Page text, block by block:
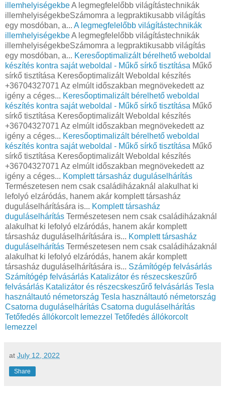
illemhelyiségekbeA legmegfelelőbb világítástechnikák
illemhelyiségekbeSzámomra a legpraktikusabb világítás
egy mosdóban, a... A legmegfelelőbb világítástechnikák
illemhelyiségekbeA legmegfelelőbb világítástechnikák
illemhelyiségekbeSzámomra a legpraktikusabb világítás
egy mosdóban, a... Keresőoptimalizált bérelhető weboldal
készítés kontra saját weboldal - Műkő sírkő tisztítása Műkő
sírkő tisztítása Keresőoptimalizált Weboldal készítés
+36704327071 Az elmúlt időszakban megnövekedett az
igény a céges... Keresőoptimalizált bérelhető weboldal
készítés kontra saját weboldal - Műkő sírkő tisztítása Műkő
sírkő tisztítása Keresőoptimalizált Weboldal készítés
+36704327071 Az elmúlt időszakban megnövekedett az
igény a céges... Keresőoptimalizált bérelhető weboldal
készítés kontra saját weboldal - Műkő sírkő tisztítása Műkő
sírkő tisztítása Keresőoptimalizált Weboldal készítés
+36704327071 Az elmúlt időszakban megnövekedett az
igény a céges... Komplett társasház duguláselhárítás
Természetesen nem csak családiházaknál alakulhat ki
lefolyó elzáródás, hanem akár komplett társasház
duguláselhárítására is... Komplett társasház
duguláselhárítás Természetesen nem csak családiházaknál
alakulhat ki lefolyó elzáródás, hanem akár komplett
társasház duguláselhárítására is... Komplett társasház
duguláselhárítás Természetesen nem csak családiházaknál
alakulhat ki lefolyó elzáródás, hanem akár komplett
társasház duguláselhárítására is... Számítógép felvásárlás
Számítógép felvásárlás Katalizátor és részecskeszűrő
felvásárlás Katalizátor és részecskeszűrő felvásárlás Tesla
használtautó németország Tesla használtautó németország
Csatorna duguláselhárítás Csatorna duguláselhárítás
Tetőfedés állókorcolt lemezzel Tetőfedés állókorcolt
lemezzel
at July 12, 2022
Share